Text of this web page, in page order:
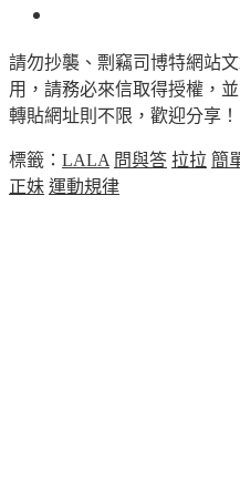
請勿抄襲、剽竊司博特網站
用，請務必來信取得授權，
轉貼網址則不限，歡迎分享！
標籤： LALA 問與答 拉拉 簡
正妹 運動規律